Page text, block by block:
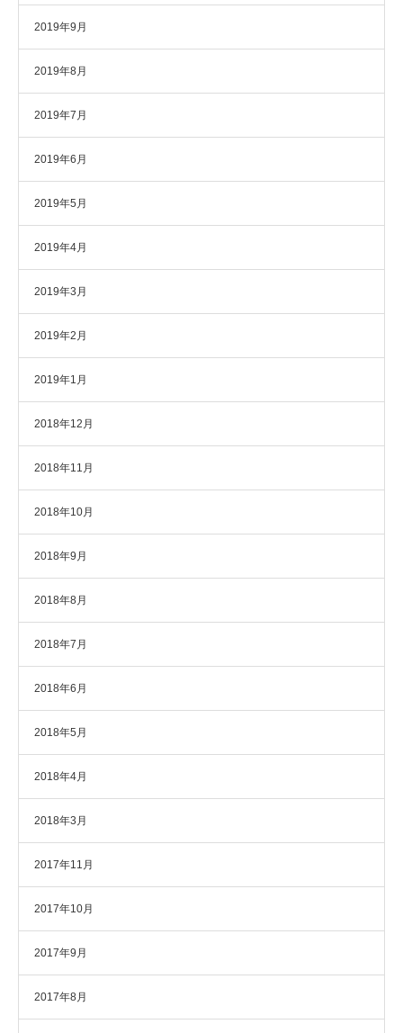
2019年9月
2019年8月
2019年7月
2019年6月
2019年5月
2019年4月
2019年3月
2019年2月
2019年1月
2018年12月
2018年11月
2018年10月
2018年9月
2018年8月
2018年7月
2018年6月
2018年5月
2018年4月
2018年3月
2017年11月
2017年10月
2017年9月
2017年8月